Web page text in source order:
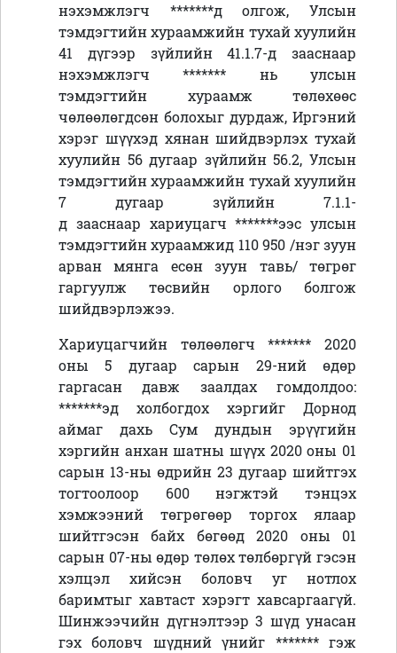
нэхэмжлэгч *******д олгож,
Улсын
тэмдэгтийн хураамжийн тухай хуулийн
41 дүгээр зүйлийн 41.1.7-д зааснаар
нэхэмжлэгч ******* нь улсын
тэмдэгтийн хураамж төлөхөөс
чөлөөлөгдсөн болохыг дурдаж, Иргэний
хэрэг шүүхэд хянан шийдвэрлэх тухай
хуулийн 56 дугаар зүйлийн 56.2, Улсын
тэмдэгтийн хураамжийн тухай хуулийн
7 дугаар зүйлийн 7.1.1-
д зааснаар хариуцагч *******ээс улсын
тэмдэгтийн хураамжид 110 950 /нэг зуун
арван мянга есөн зуун тавь/ төгрөг
гаргуулж төсвийн орлого болгож
шийдвэрлэжээ.
Хариуцагчийн төлөөлөгч ******* 2020
оны 5 дугаар сарын 29-ний өдөр
гаргасан давж заалдах гомдолдоо:
*******эд холбогдох хэргийг Дорнод
аймаг дахь Сум дундын эрүүгийн
хэргийн анхан шатны шүүх 2020 оны 01
сарын 13-ны өдрийн 23 дугаар шийтгэх
тогтоолоор 600 нэгжтэй тэнцэх
хэмжээний төгрөгөөр торгох ялаар
шийтгэсэн байх бөгөөд 2020 оны 01
сарын 07-ны өдөр төлөх төлбөргүй гэсэн
хэлцэл хийсэн боловч уг нотлох
баримтыг хавтаст хэрэгт хавсаргаагүй.
Шинжээчийн дүгнэлтээр 3 шүд унасан
гэх боловч шүдний үнийг ******* гэж